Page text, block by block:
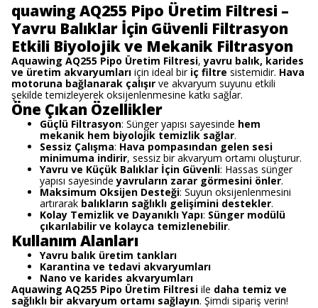
quawing AQ255 Pipo Üretim Filtresi –
Yavru Balıklar İçin Güvenli Filtrasyon
Etkili Biyolojik ve Mekanik Filtrasyon
Aquawing AQ255 Pipo Üretim Filtresi,yavru balık, karides
ve üretim akvaryumları için ideal bir iç filtre sistemidir. Hava
motoruna bağlanarak çalışır ve akvaryum suyunu etkili
şekilde temizleyerek oksijenlenmesine katkı sağlar.
Öne Çıkan Özellikler
Güçlü Filtrasyon: Sünger yapısı sayesinde hem
mekanik hem biyolojik temizlik sağlar.
Sessiz Çalışma: Hava pompasından gelen sesi
minimuma indirir, sessiz bir akvaryum ortamı oluşturur.
Yavru ve Küçük Balıklar İçin Güvenli: Hassas sünger
yapısı sayesindeyavruların zarar görmesini önler.
Maksimum Oksijen Desteği: Suyun oksijenlenmesini
artırarak balıkların sağlıklı gelişimini destekler.
Kolay Temizlik ve Dayanıklı Yapı: Sünger modülü
çıkarılabilir ve kolayca temizlenebilir.
Kullanım Alanları
Yavru balık üretim tankları
Karantina ve tedavi akvaryumları
Nano ve karides akvaryumları
Aquawing AQ255 Pipo Üretim Filtresi ile daha temiz ve
sağlıklı bir akvaryum ortamı sağlayın. Şimdi sipariş verin!